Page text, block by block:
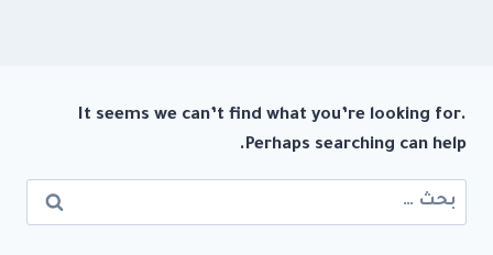
It seems we can’t find what you’re looking for.
Perhaps searching can help.
البحث
عن: